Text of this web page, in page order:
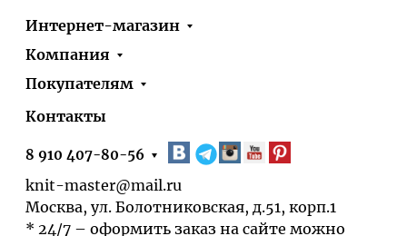
Интернет-магазин
Компания
Покупателям
Контакты
8 910 407-80-56
knit-master@mail.ru
Москва, ул. Болотниковская, д.51, корп.1
* 24/7 – оформить заказ на сайте можно